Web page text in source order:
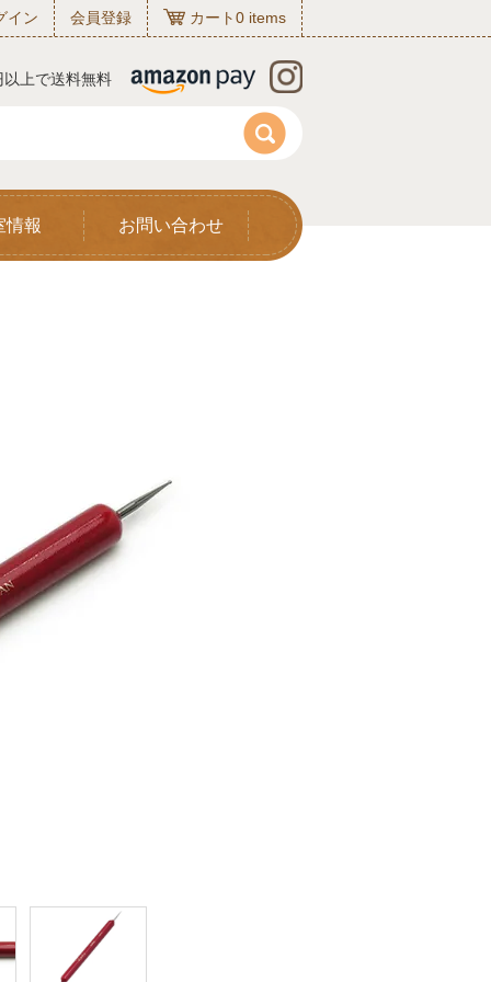
イン 会員登録 カート0 items
上で送料無料
情報 お問い合わせ